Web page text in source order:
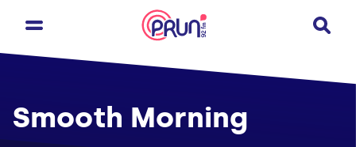
Smooth Morning